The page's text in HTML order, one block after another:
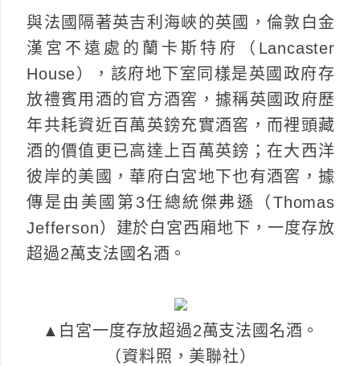
與法國隔著英吉利海峽的英國，倫敦白金
漢宮不遠處的蘭卡斯特府（Lancaster
House），該府地下室同樣是英國政府存
放禮賓用酒的官方酒窖，據稱英國政府歷
年共耗資近百萬英鎊充實酒窖，而裡頭藏
酒的價值更已高達上百萬英鎊；在大西洋
彼岸的美國，華府白宮地下也有酒窖，據
傳是由美國第3任總統傑弗遜（Thomas
Jefferson）建於白宮西廂地下，一度存放
超過2萬支法國名酒。
▲白宮一度存放超過2萬支法國名酒。
（資料照，美聯社）